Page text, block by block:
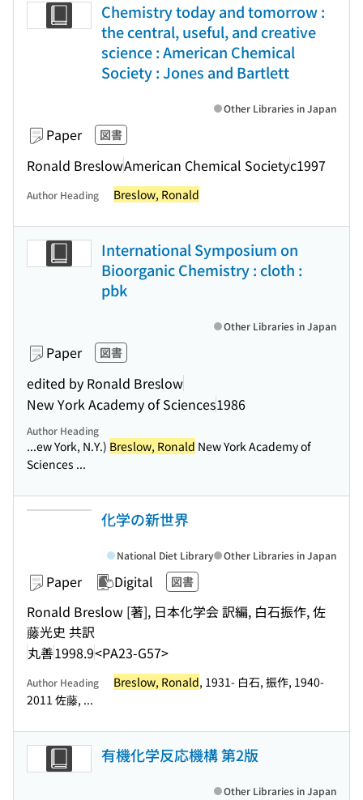
Chemistry today and tomorrow :
the central, useful, and creative
science : American Chemical
Society : Jones and Bartlett
Paper 図書
Ronald BreslowAmerican Chemical Societyc1997
Other Libraries in Japan
Author Heading Breslow, Ronald
International Symposium on
Bioorganic Chemistry : cloth :
pbk
Paper 図書
edited by Ronald Breslow
New York Academy of Sciences1986
Other Libraries in Japan
Author Heading
...ew York, N.Y.) Breslow, Ronald New York Academy of
Sciences ...
化学の新世界
Paper Digital 図書
Ronald Breslow [著], 日本化学会 訳編, 白石振作, 佐
藤光史 共訳
丸善1998.9<PA23-G57>
National Diet Library Other Libraries in Japan
Author Heading Breslow, Ronald, 1931- 白石, 振作, 1940-
2011 佐藤, ...
有機化学反応機構 第2版
Other Libraries in Japan